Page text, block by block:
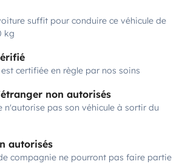
suffit pour conduire ce véhicule de
kg
certifiée en règle par nos soins
non autorisés
n'autorise pas son véhicule à sortir du
autorisés
compagnie ne pourront pas faire partie